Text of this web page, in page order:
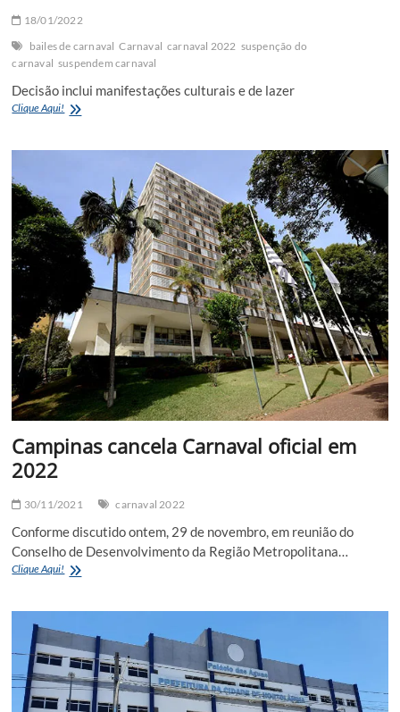
18/01/2022
bailes de carnaval Carnaval carnaval 2022 suspenção do
carnaval suspendem carnaval
Decisão inclui manifestações culturais e de lazer
Clique Aqui! Por
gripe
Covid,
prefeitos
da
RMC
suspendem
todos
bailes
do
Carnaval
2022
Campinas cancela Carnaval oficial em
2022
30/11/2021 carnaval 2022
Conforme discutido ontem, 29 de novembro, em reunião do
Conselho de Desenvolvimento da Região Metropolitana…
Clique Aqui! Campinas
em
2022